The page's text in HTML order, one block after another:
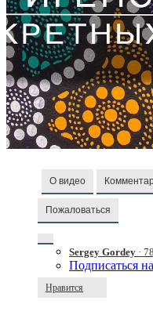
О видео
Пожаловаться
Sergey Gordey ·
Подписаться
Нравится